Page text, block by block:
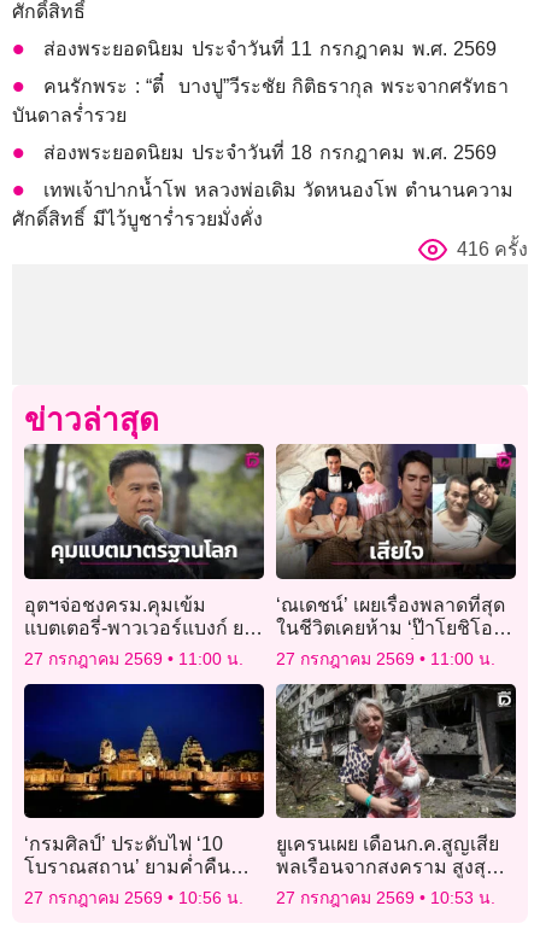
ศักดิ์สิทธิ์
ส่องพระยอดนิยม ประจำวันที่ 11 กรกฎาคม พ.ศ. 2569
คนรักพระ : “ตี๋ บางปู”วีระชัย กิติธรากุล พระจากศรัทธา
บันดาลร่ำรวย
ส่องพระยอดนิยม ประจำวันที่ 18 กรกฎาคม พ.ศ. 2569
เทพเจ้าปากน้ำโพ หลวงพ่อเดิม วัดหนองโพ ตำนานความ
ศักดิ์สิทธิ์ มีไว้บูชาร่ำรวยมั่งคั่ง
416 ครั้ง
ข่าวล่าสุด
อุตฯจ่อชงครม.คุมเข้ม
แบตเตอรี่-พาวเวอร์แบงก์ ยก
ระดับมอก. เทียบมาตรฐาน
27 กรกฎาคม 2569 11:00 น.
‘ณเดชน์’ เผยเรื่องพลาดที่สุด
ในชีวิตเคยห้าม ‘ป๊าโยชิโอ’
ขับสองแถว จนเป็นเหตุให้
สมองเสื่อม
27 กรกฎาคม 2569 11:00 น.
‘กรมศิลป์’ ประดับไฟ ‘10
โบราณสถาน’ ยามค่ำคืน
เฉลิมพระเกียรติ ‘พระบาท
สมเด็จพระเจ้าอยู่หัว’
27 กรกฎาคม 2569 10:56 น.
ยูเครนเผย เดือนก.ค.สูญเสีย
พลเรือนจากสงคราม สูงสุด
ในรอบกว่า 4 ปี
27 กรกฎาคม 2569 10:53 น.